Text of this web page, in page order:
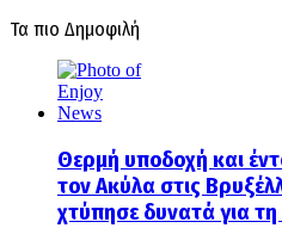
Τα πιο Δημοφιλή
Θερμή υποδοχή και
τον Ακύλα στις
χτύπησε δυνατά για